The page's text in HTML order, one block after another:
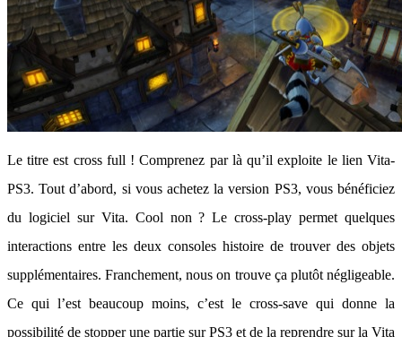
Le titre est cross full ! Comprenez par là qu’il exploite le lien Vita-
PS3. Tout d’abord, si vous achetez la version PS3, vous bénéficiez
du logiciel sur Vita. Cool non ? Le cross-play permet quelques
interactions entre les deux consoles histoire de trouver des objets
supplémentaires. Franchement, nous on trouve ça plutôt négligeable.
Ce qui l’est beaucoup moins, c’est le cross-save qui donne la
possibilité de stopper une partie sur PS3 et de la reprendre sur la Vita